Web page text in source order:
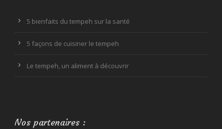
5 bienfaits du tempeh sur la santé
5 façons de cuisiner le tempeh
Le tempeh, un aliment à découvrir
Nos partenaires :